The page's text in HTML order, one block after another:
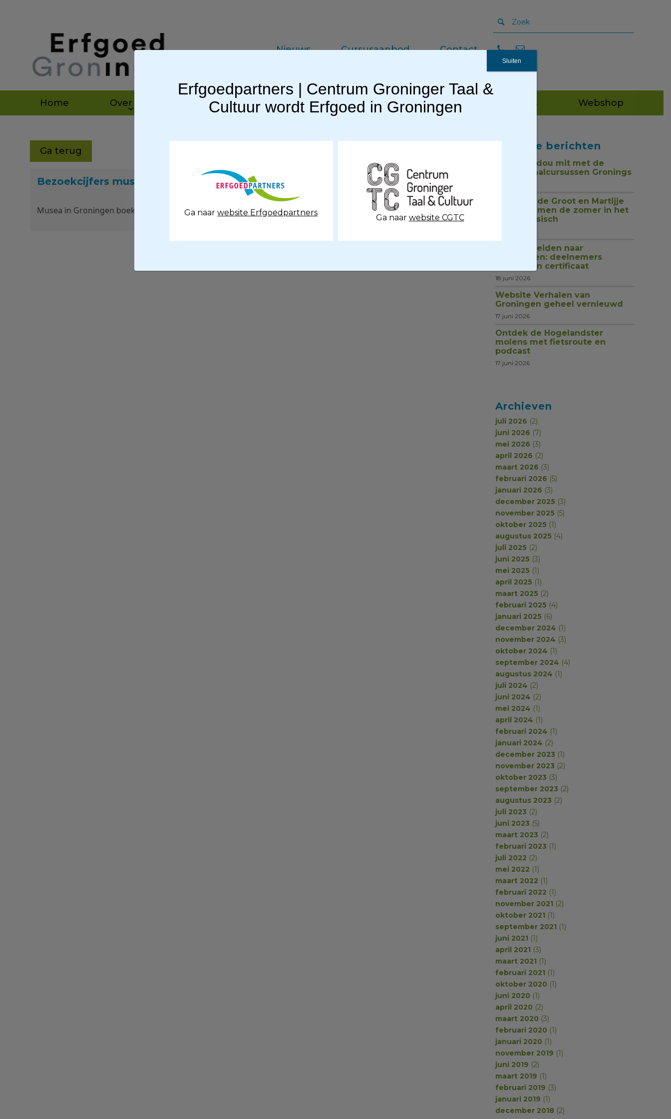
Nieuws Cursusaanbod Contact
Home Over ons Agenda Vakinformatie Praktijkkennis Publicaties Webshop
Ga terug
Bezoekcijfers musea 2025
Musea in Groningen boeken goed resultaat en begroeten ook in 2025 veel bezoekers.
Recente berichten
Tou mor, dou mit met de
nieuwe taalcursussen Gronings
Jan Henk de Groot en Martijje
zingen samen de zomer in het
Nedersaksisch
Van rondleiden naar
begeleiden: deelnemers
ontvangen certificaat
18 juni 2026
Website Verhalen van
Groningen geheel vernieuwd
17 juni 2026
Ontdek de Hogelandster
molens met fietsroute en
podcast
17 juni 2026
Archieven
juli 2026 (2)
juni 2026 (7)
mei 2026 (3)
april 2026 (2)
maart 2026 (3)
februari 2026 (5)
januari 2026 (3)
december 2025 (3)
november 2025 (5)
oktober 2025 (1)
augustus 2025 (4)
juli 2025 (2)
juni 2025 (3)
mei 2025 (1)
april 2025 (1)
maart 2025 (2)
februari 2025 (4)
januari 2025 (6)
december 2024 (1)
november 2024 (3)
oktober 2024 (1)
september 2024 (4)
augustus 2024 (1)
juli 2024 (2)
juni 2024 (2)
mei 2024 (1)
april 2024 (1)
februari 2024 (1)
januari 2024 (2)
december 2023 (1)
november 2023 (2)
oktober 2023 (3)
september 2023 (2)
augustus 2023 (2)
juli 2023 (2)
juni 2023 (5)
maart 2023 (2)
februari 2023 (1)
juli 2022 (2)
mei 2022 (1)
maart 2022 (1)
februari 2022 (1)
november 2021 (2)
oktober 2021 (1)
september 2021 (1)
juni 2021 (1)
april 2021 (3)
maart 2021 (1)
februari 2021 (1)
oktober 2020 (1)
juni 2020 (1)
april 2020 (2)
maart 2020 (3)
februari 2020 (1)
januari 2020 (1)
november 2019 (1)
juni 2019 (2)
maart 2019 (1)
februari 2019 (3)
januari 2019 (1)
december 2018 (2)
Erfgoedpartners | Centrum Groninger Taal &
Cultuur wordt Erfgoed in Groningen
Ga naarwebsite Erfgoedpartners
Ga naar website CGTC
Sluiten